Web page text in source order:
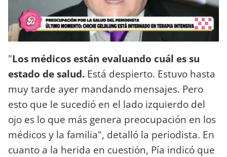
"Los médicos están evaluando cuál es su
estado de salud. Está despierto. Estuvo hasta
muy tarde ayer mandando mensajes. Pero
esto que le sucedió en el lado izquierdo del
ojo es lo que más genera preocupación en los
médicos y la familia", detalló la periodista. En
cuanto a la herida en cuestión, Pía indicó que